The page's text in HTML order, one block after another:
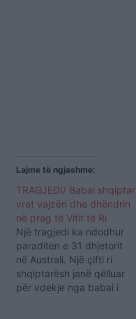
Lajme të ngjashme:
TRAGJEDI/ Babai shqiptar
vret vajzën dhe dhëndrin
në prag të Vitit të Ri
Një tragjedi ka ndodhur
paraditen e 31 dhjetorit
në Australi. Një çifti ri
shqiptarësh janë qëlluar
për vdekje nga babai i